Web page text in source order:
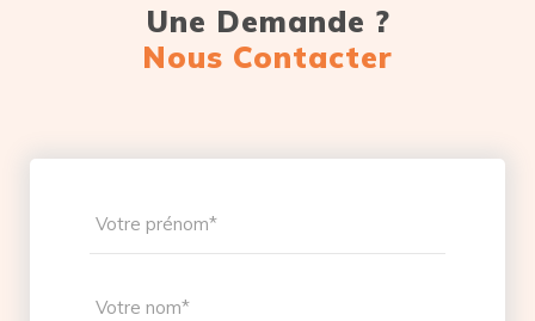
Une Demande ?
Nous Contacter